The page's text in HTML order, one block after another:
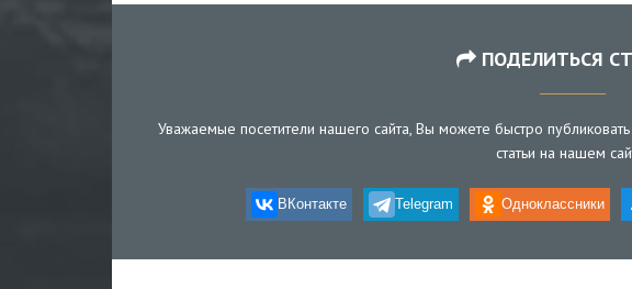
ПОДЕЛИТЬСЯ
Уважаемые посетители нашего сайта, Вы можете быстро
статьи на нашем
ВКонтакте Telegram Одноклассники